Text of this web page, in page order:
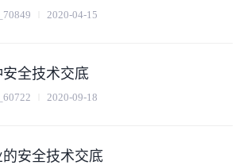
2020-04-15
全技术交底
2020-09-18
安全技术交底